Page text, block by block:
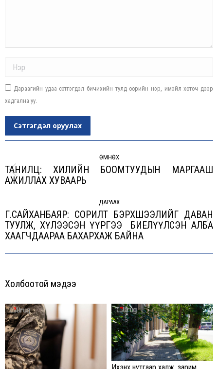
Дараагийн удаа сэтгэгдэл бичихийн тулд өөрийн нэр, имэйл хөтөч дээр
хадгална уу.
Сэтгэгдэл оруулах
ӨМНӨХ
Previous
ТАНИЛЦ: ХИЛИЙН БООМТУУДЫН МАРГААШ
АЖИЛЛАХ ХУВААРЬ
ДАРААХ
Next
post:
Г.САЙХАНБАЯР: СОРИЛТ БЭРХШЭЭЛИЙГ ДАВАН
ТУУЛЖ, ХҮЛЭЭСЭН ҮҮРГЭЭ БИЕЛҮҮЛСЭН АЛБА
ХААГЧДААРАА БАХАРХАЖ БАЙНА
Холбоотой мэдээ
Ихэнх нутгаар халж, зарим